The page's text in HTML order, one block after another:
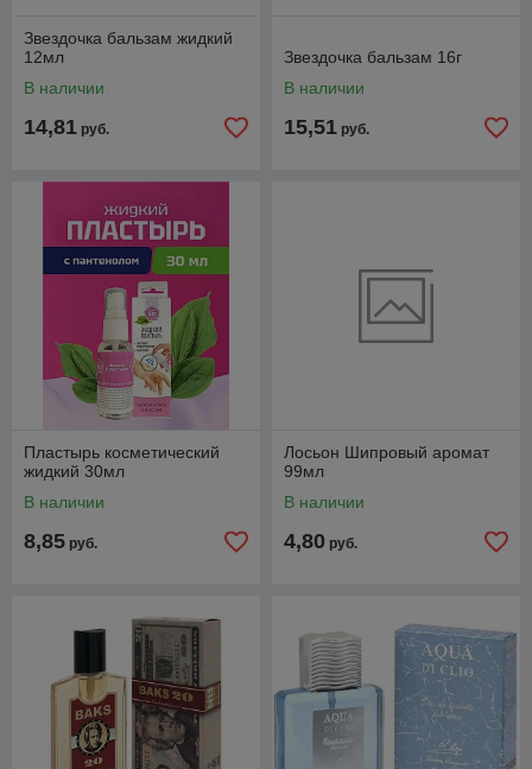
Звездочка бальзам жидкий
12мл
В наличии
14,81 руб.
Звездочка бальзам 16г
В наличии
15,51 руб.
Пластырь косметический
жидкий 30мл
В наличии
8,85 руб.
Лосьон Шипровый аромат
99мл
В наличии
4,80 руб.